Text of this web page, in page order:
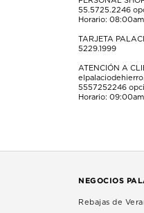
55.5725.2246
Horario:
TARJETA
5229.1999
ATENCIÓN A
5557252246
Horario:
NEGOCIOS
Rebajas de